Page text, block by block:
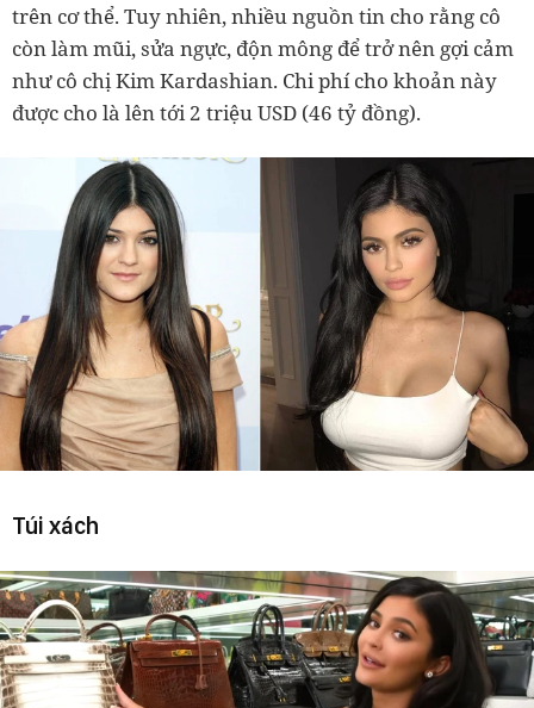
trên cơ thể. Tuy nhiên, nhiều nguồn tin cho rằng cô
còn làm mũi, sửa ngực, độn mông để trở nên gợi cảm
như cô chị Kim Kardashian. Chi phí cho khoản này
được cho là lên tới 2 triệu USD (46 tỷ đồng).
Túi xách